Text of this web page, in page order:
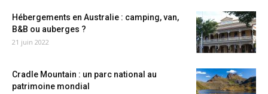
Hébergements en Australie : camping, van,
B&B ou auberges ?
21 juin 2022
Cradle Mountain : un parc national au
patrimoine mondial